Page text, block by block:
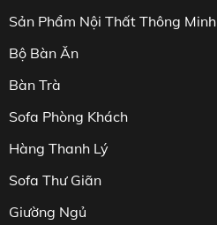
Sản Phẩm Nội Thất Thông Minh
Bộ Bàn Ăn
Bàn Trà
Sofa Phòng Khách
Hàng Thanh Lý
Sofa Thư Giãn
Giường Ngủ